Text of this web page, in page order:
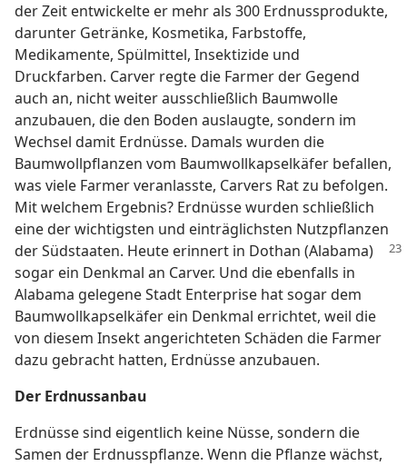
der Zeit entwickelte er mehr als 300 Erdnussprodukte,
darunter Getränke, Kosmetika, Farbstoffe,
Medikamente, Spülmittel, Insektizide und
Druckfarben. Carver regte die Farmer der Gegend
auch an, nicht weiter ausschließlich Baumwolle
anzubauen, die den Boden auslaugte, sondern im
Wechsel damit Erdnüsse. Damals wurden die
Baumwollpflanzen vom Baumwollkapselkäfer befallen,
was viele Farmer veranlasste, Carvers Rat zu befolgen.
Mit welchem Ergebnis? Erdnüsse wurden schließlich
eine der wichtigsten und einträglichsten Nutzpflanzen
der Südstaaten. Heute erinnert in Dothan (Alabama)
sogar ein Denkmal an Carver. Und die ebenfalls in
Alabama gelegene Stadt Enterprise hat sogar dem
Baumwollkapselkäfer ein Denkmal errichtet, weil die
von diesem Insekt angerichteten Schäden die Farmer
dazu gebracht hatten, Erdnüsse anzubauen.
Der Erdnussanbau
Erdnüsse sind eigentlich keine Nüsse, sondern die
Samen der Erdnusspflanze. Wenn die Pflanze wächst,